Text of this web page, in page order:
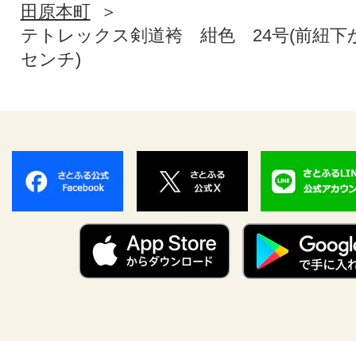
田原本町
テトレックス剣道袴 紺色 24号(前紐下
センチ)